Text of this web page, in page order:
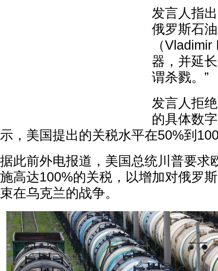
发言人指
俄罗斯石
（
器，并延
谓杀戮。”
发言人拒
的具体数
示，美国提出的关税水平在50%到
据此前外电报道，美国总统川普要求
施高达100%的关税，以增加对俄罗
束在乌克兰的战争。